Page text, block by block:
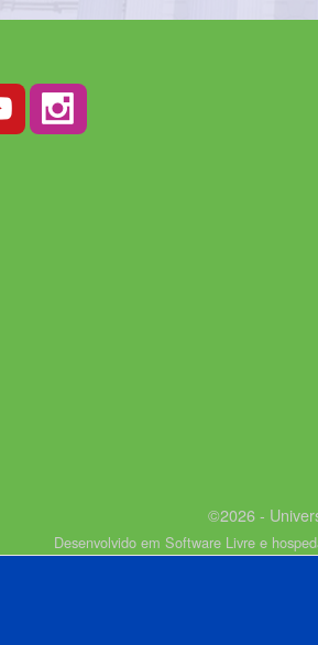
©2026 -
Desenvolvido em Software Livre e